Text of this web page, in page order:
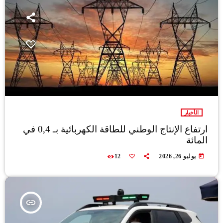
الأخبار
ارتفاع الإنتاج الوطني للطاقة الكهربائية بـ 0,4 في
المائة
today يوليو 26, 2026 12
insert_link